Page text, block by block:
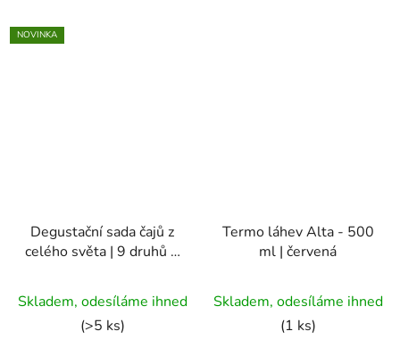
NOVINKA
Degustační sada čajů z
celého světa | 9 druhů +
hodnocení
produktu
Skladem, odesíláme ihned
(>5 ks)
Termo láhev Alta - 500
ml | červená
hodnocení
produktu
Skladem, odesíláme ihned
(1 ks)